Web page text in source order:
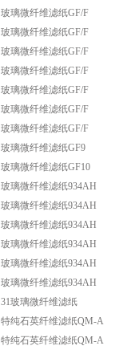
玻璃微纤维滤纸GF/F
玻璃微纤维滤纸GF/F
玻璃微纤维滤纸GF/F
玻璃微纤维滤纸GF/F
玻璃微纤维滤纸GF/F
玻璃微纤维滤纸GF/F
玻璃微纤维滤纸GF/F
玻璃微纤维滤纸GF9
玻璃微纤维滤纸GF10
玻璃微纤维滤纸934AH
玻璃微纤维滤纸934AH
玻璃微纤维滤纸934AH
玻璃微纤维滤纸934AH
玻璃微纤维滤纸934AH
玻璃微纤维滤纸934AH
31玻璃微纤维滤纸
特纯石英纤维滤纸QM-A
特纯石英纤维滤纸QM-A